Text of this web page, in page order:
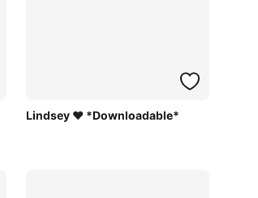
Lindsey ♥ *Downloadable*